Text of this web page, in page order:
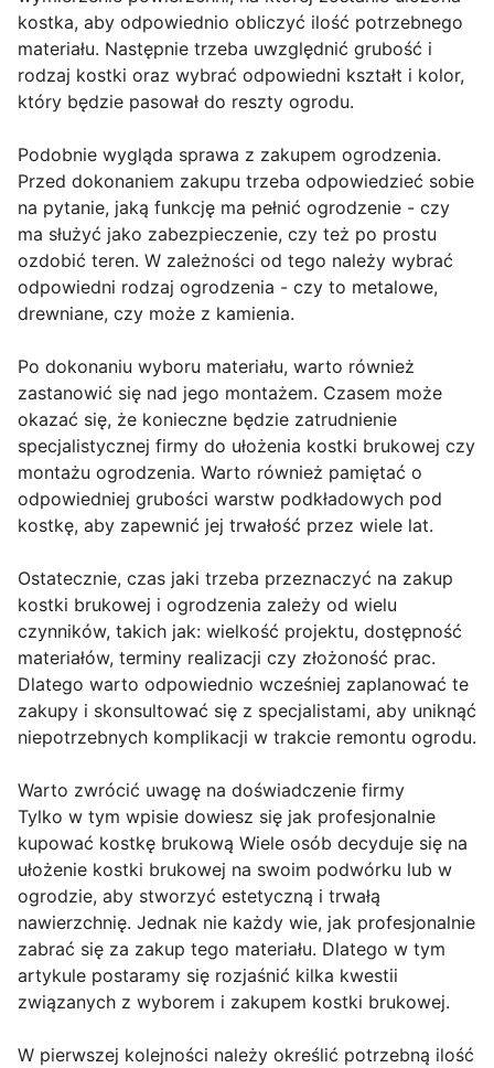
kostka, aby odpowiednio obliczyć ilość potrzebnego
materiału. Następnie trzeba uwzględnić grubość i
rodzaj kostki oraz wybrać odpowiedni kształt i kolor,
który będzie pasował do reszty ogrodu.
Podobnie wygląda sprawa z zakupem ogrodzenia.
Przed dokonaniem zakupu trzeba odpowiedzieć sobie
na pytanie, jaką funkcję ma pełnić ogrodzenie - czy
ma służyć jako zabezpieczenie, czy też po prostu
ozdobić teren. W zależności od tego należy wybrać
odpowiedni rodzaj ogrodzenia - czy to metalowe,
drewniane, czy może z kamienia.
Po dokonaniu wyboru materiału, warto również
zastanowić się nad jego montażem. Czasem może
okazać się, że konieczne będzie zatrudnienie
specjalistycznej firmy do ułożenia kostki brukowej czy
montażu ogrodzenia. Warto również pamiętać o
odpowiedniej grubości warstw podkładowych pod
kostkę, aby zapewnić jej trwałość przez wiele lat.
Ostatecznie, czas jaki trzeba przeznaczyć na zakup
kostki brukowej i ogrodzenia zależy od wielu
czynników, takich jak: wielkość projektu, dostępność
materiałów, terminy realizacji czy złożoność prac.
Dlatego warto odpowiednio wcześniej zaplanować te
zakupy i skonsultować się z specjalistami, aby uniknąć
niepotrzebnych komplikacji w trakcie remontu ogrodu.
Warto zwrócić uwagę na doświadczenie firmy
Tylko w tym wpisie dowiesz się jak profesjonalnie
kupować kostkę brukową Wiele osób decyduje się na
ułożenie kostki brukowej na swoim podwórku lub w
ogrodzie, aby stworzyć estetyczną i trwałą
nawierzchnię. Jednak nie każdy wie, jak profesjonalnie
zabrać się za zakup tego materiału. Dlatego w tym
artykule postaramy się rozjaśnić kilka kwestii
związanych z wyborem i zakupem kostki brukowej.
W pierwszej kolejności należy określić potrzebną ilość